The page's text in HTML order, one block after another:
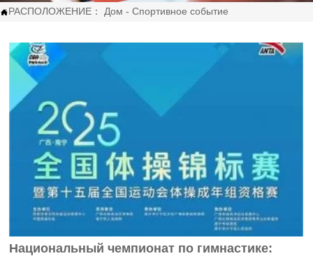
РАСПОЛОЖЕНИЕ： Дом - Спортивное событие
Национальный чемпионат по гимнастике: